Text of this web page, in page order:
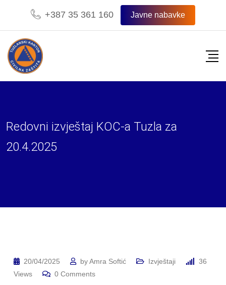
content
+387 35 361 160 Javne nabavke
Redovni izvještaj KOC-a Tuzla za
20.4.2025
20/04/2025 byAmra Softić Izvještaji
36
Views
0 Comments